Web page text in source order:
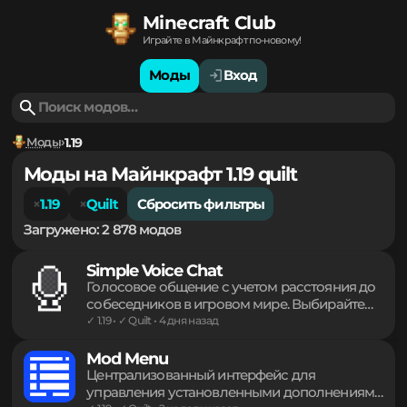
Minecraft Club
Играйте в Майнкрафт по-новому!
Моды Вход
Моды 1.19
Моды на Майнкрафт 1.19 quilt
1.19 Quilt
Сбросить фильтры
Загружено: 2 878 модов
Simple Voice Chat
Голосовое общение с учетом расстояния до
собеседников в игровом мире. Выбирайте
нажатием клавиши, создавайте защищенные
паролем группы для общения и используйте
функцию шепота. Качество звука
Mod Menu
Централизованный интерфейс для